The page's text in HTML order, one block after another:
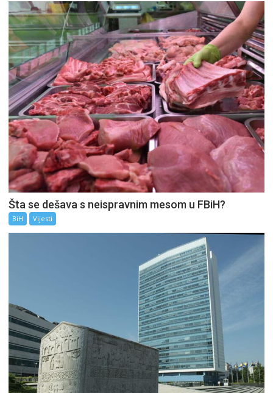
Šta se dešava s neispravnim mesom u FBiH?
BiH Vijesti